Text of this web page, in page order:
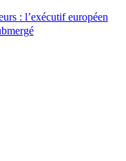
: l’exécutif européen